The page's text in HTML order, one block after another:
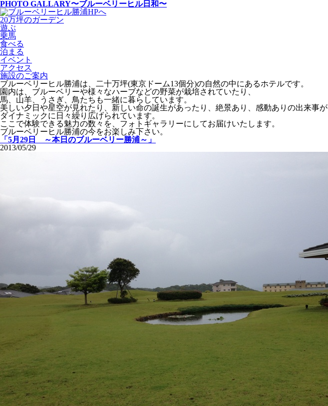
PHOTO GALLARY〜ブルーベリーヒル日和〜
20万坪のガーデン
遊ぶ
乗馬
食べる
泊まる
イベント
アクセス
施設のご案内
ブルーベリーヒル勝浦は、二十万坪(東京ドーム13個分)の自然の中にあるホテルです。
園内は、ブルーベリーや様々なハーブなどの野菜が栽培されていたり、
馬、山羊、うさぎ、鳥たちも一緒に暮らしています。
美しい夕日や星空が見れたり、新しい命の誕生があったり、絶景あり、感動ありの出来事が
ダイナミックに日々繰り広げられています。
ここで体験できる魅力の数々を、フォトギャラリーにしてお届けいたします。
ブルーベリーヒル勝浦の今をお楽しみ下さい。
「5月29日 ～本日のブルーベリー勝浦～」
2013/05/29